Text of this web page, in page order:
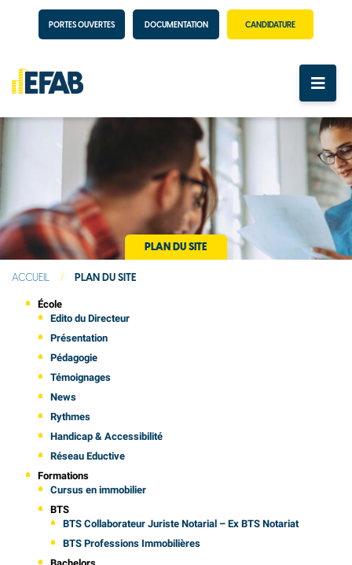
PORTES OUVERTES DOCUMENTATION CANDIDATURE
PLAN DU SITE
ACCUEIL / PLAN DU SITE
École
Edito du Directeur
Présentation
Pédagogie
Témoignages
News
Rythmes
Handicap & Accessibilité
Réseau Eductive
Formations
Cursus en immobilier
BTS
BTS Collaborateur Juriste Notarial – Ex BTS Notariat
BTS Professions Immobilières